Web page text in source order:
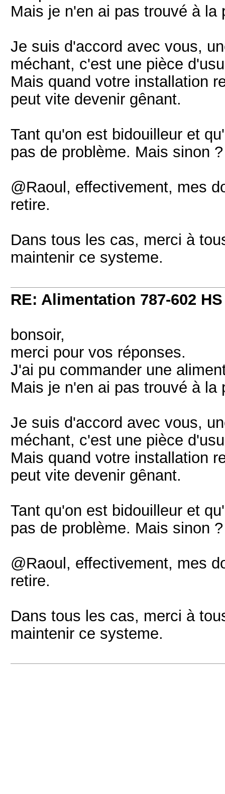
Mais je n'en ai pas trouvé à la
Je suis d'accord avec vous,
méchant, c'est une pièce
Mais quand votre installation
peut vite devenir gênant.
Tant qu'on est bidouilleur et
pas de problème. Mais sinon ?
@Raoul, effectivement, mes
retire.
Dans tous les cas, merci à
maintenir ce systeme.
RE: Alimentation 787-602 HS
bonsoir,
merci pour vos réponses.
J'ai pu commander une
Mais je n'en ai pas trouvé à la
Je suis d'accord avec vous,
méchant, c'est une pièce
Mais quand votre installation
peut vite devenir gênant.
Tant qu'on est bidouilleur et
pas de problème. Mais sinon ?
@Raoul, effectivement, mes
retire.
Dans tous les cas, merci à
maintenir ce systeme.